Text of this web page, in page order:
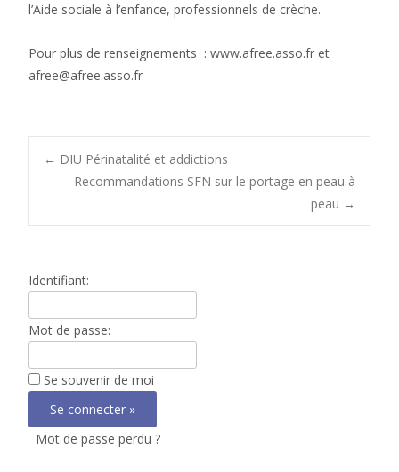
l’Aide sociale à l’enfance, professionnels de crèche.
Pour plus de renseignements : www.afree.asso.fr et
afree@afree.asso.fr
Post
navigation
← DIU Périnatalité et addictions
Recommandations SFN sur le portage en peau à
peau →
Identifiant:
Mot de passe:
Se souvenir de moi
Mot de passe perdu ?